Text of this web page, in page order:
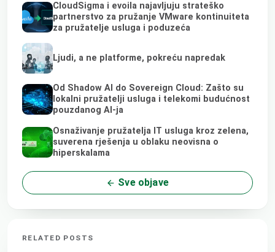
CloudSigma i evoila najavljuju strateško
partnerstvo za pružanje VMware kontinuiteta
za pružatelje usluga i poduzeća
Ljudi, a ne platforme, pokreću napredak
Od Shadow AI do Sovereign Cloud: Zašto su
lokalni pružatelji usluga i telekomi budućnost
pouzdanog AI-ja
Osnaživanje pružatelja IT usluga kroz zelena,
suverena rješenja u oblaku neovisna o
hiperskalama
Sve objave
RELATED POSTS